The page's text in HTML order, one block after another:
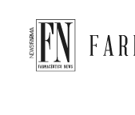
Farmacêutico